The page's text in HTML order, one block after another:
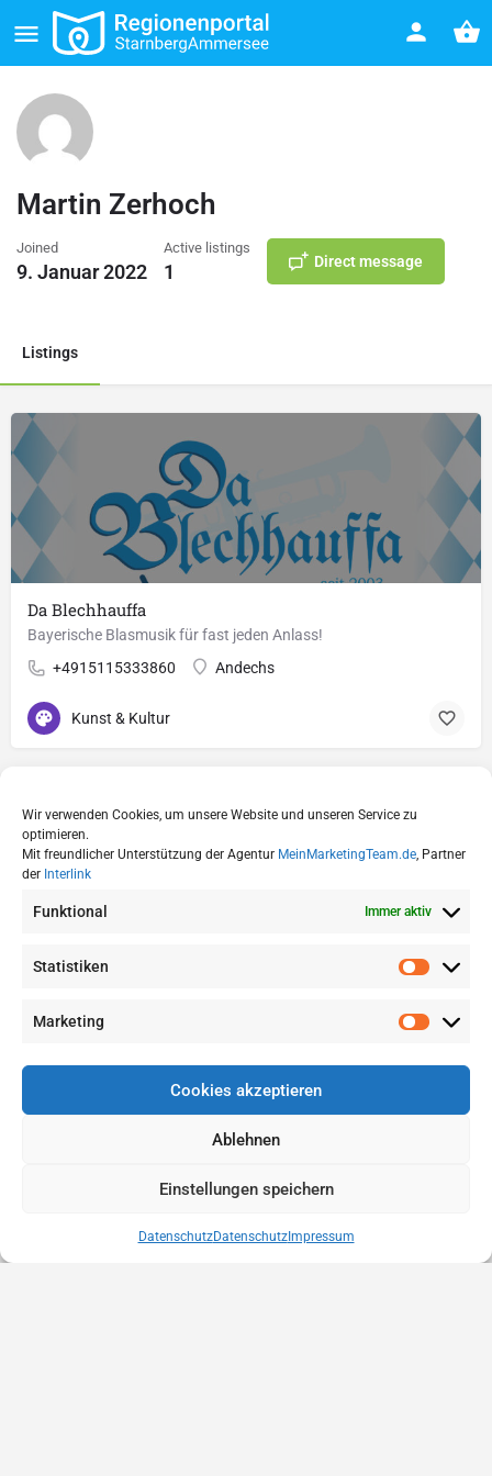
Wir verwenden Cookies, um unsere Website und unseren Service zu
optimieren.
Mit freundlicher Unterstützung der Agentur MeinMarketingTeam.de, Partner
der Interlink
Funktional Immer aktiv
Statistiken
Marketing
Cookies akzeptieren
Ablehnen
Einstellungen speichern
DatenschutzDatenschutzImpressum
Martin Zerhoch
Joined
9. Januar 2022
Active listings
1 Direct message
Listings
Da Blechhauffa
Bayerische Blasmusik für fast jeden Anlass!
+4915115333860
Andechs
Kunst & Kultur